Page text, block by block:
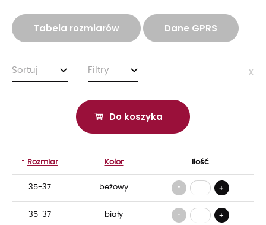
Tabela rozmiarów Dane GPRS
Sortuj Filtry x
Do koszyka
Rozmiar Kolor Ilość
35-37 beżowy - +
35-37 biały - +